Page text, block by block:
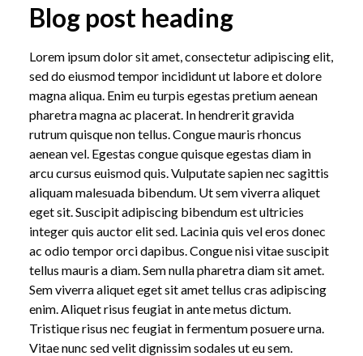
Blog post heading
Lorem ipsum dolor sit amet, consectetur adipiscing elit,
sed do eiusmod tempor incididunt ut labore et dolore
magna aliqua. Enim eu turpis egestas pretium aenean
pharetra magna ac placerat. In hendrerit gravida
rutrum quisque non tellus. Congue mauris rhoncus
aenean vel. Egestas congue quisque egestas diam in
arcu cursus euismod quis. Vulputate sapien nec sagittis
aliquam malesuada bibendum. Ut sem viverra aliquet
eget sit. Suscipit adipiscing bibendum est ultricies
integer quis auctor elit sed. Lacinia quis vel eros donec
ac odio tempor orci dapibus. Congue nisi vitae suscipit
tellus mauris a diam. Sem nulla pharetra diam sit amet.
Sem viverra aliquet eget sit amet tellus cras adipiscing
enim. Aliquet risus feugiat in ante metus dictum.
Tristique risus nec feugiat in fermentum posuere urna.
Vitae nunc sed velit dignissim sodales ut eu sem.